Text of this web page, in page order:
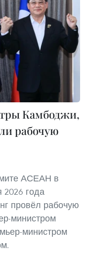
Камбоджи,
рабочую
АСЕАН в
года
провёл рабочую
министром
министром